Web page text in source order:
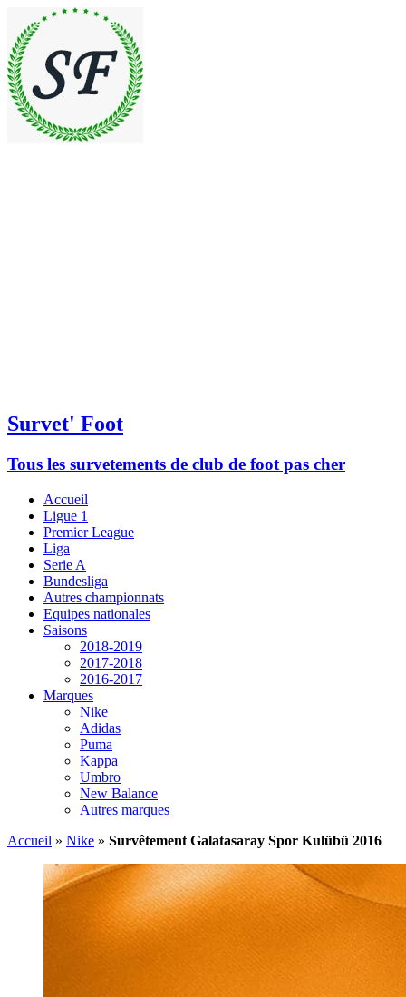
Survet' Foot
Tous les survetements de club de foot pas cher
Accueil
Ligue 1
Premier League
Liga
Serie A
Bundesliga
Autres championnats
Equipes nationales
Saisons
2018-2019
2017-2018
2016-2017
Marques
Nike
Adidas
Puma
Kappa
Umbro
New Balance
Autres marques
Accueil » Nike » Survêtement Galatasaray Spor Kulübü 2016